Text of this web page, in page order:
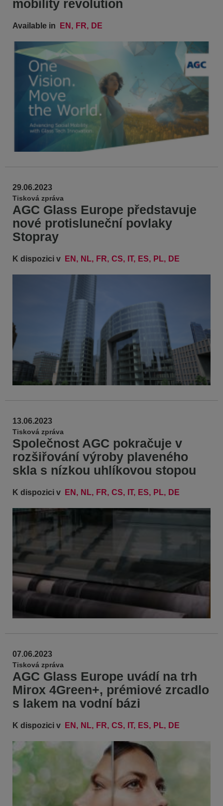
mobility revolution
Available in EN FR DE
29.06.2023
Tisková zpráva
AGC Glass Europe představuje
nové protisluneční povlaky
Stopray
K dispozici v EN NL FR CS IT ES PL DE
13.06.2023
Tisková zpráva
Společnost AGC pokračuje v
rozšiřování výroby plaveného
skla s nízkou uhlíkovou stopou
K dispozici v EN NL FR CS IT ES PL DE
07.06.2023
Tisková zpráva
AGC Glass Europe uvádí na trh
Mirox 4Green+, prémiové zrcadlo
s lakem na vodní bázi
K dispozici v EN NL FR CS IT ES PL DE